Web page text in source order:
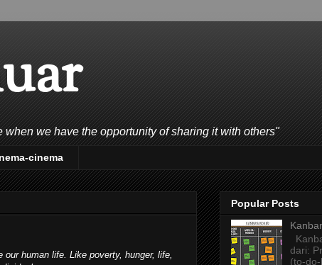
we have the opportunity of sharing it with others"
cinema
human life. Like poverty, hunger, life,
Popular Posts
dari:
(to-